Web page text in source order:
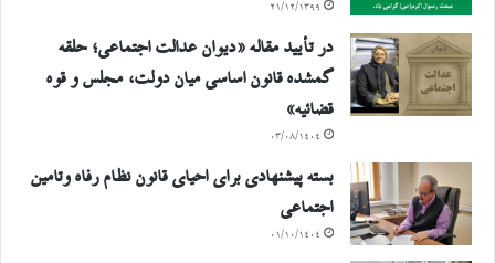
۲۱/۱۲/۱۳۹۹
در تأیید مقاله «دیوان عدالت اجتماعی؛ حلقه
گمشده قانون اساسی میان دولت، مجلس و قوه
قضائیه»
۰۳/۰۸/۱۴۰۴
بسته پیشنهادی برای احیای قانون نظام رفاه وتامین
اجتماعی
۰۱/۱۰/۱۴۰۴